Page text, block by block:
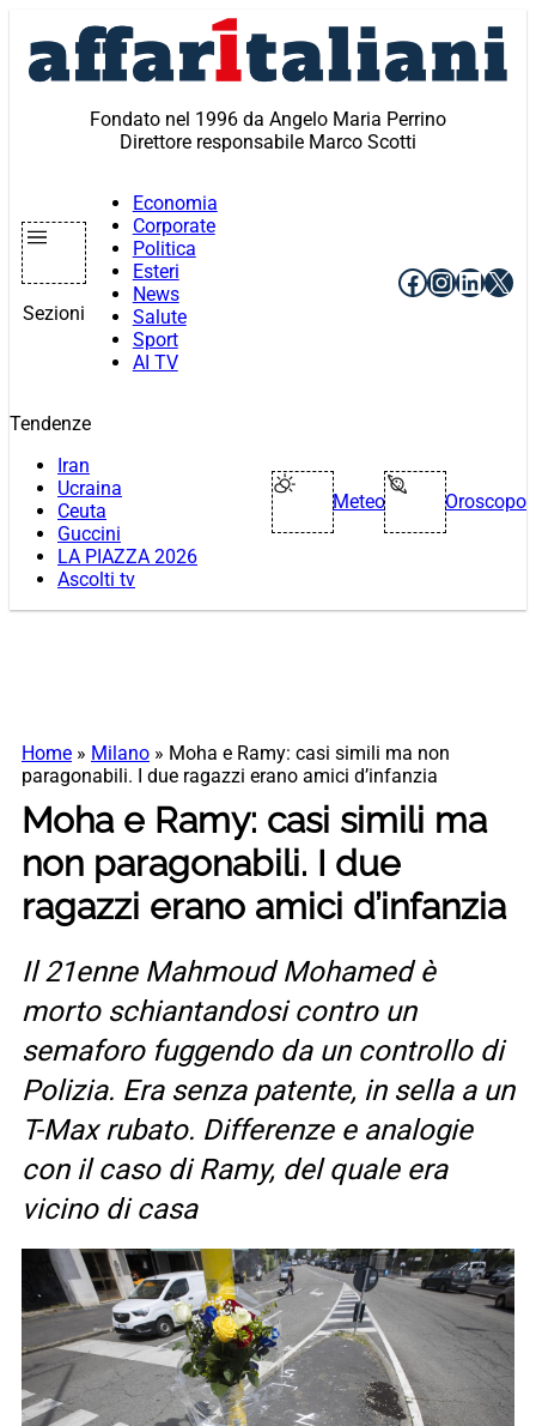
contenuto
Fondato nel 1996 da Angelo Maria Perrino
Direttore responsabile Marco Scotti
Sezioni
Economia
Corporate
Politica
Esteri
News
Salute
Sport
AI TV
Facebook
X
Tendenze
Iran
Ucraina
Ceuta
Guccini
LA PIAZZA 2026
Ascolti tv
Meteo Oroscopo
Home » Milano » Moha e Ramy: casi simili ma non
paragonabili. I due ragazzi erano amici d’infanzia
Moha e Ramy: casi simili ma
non paragonabili. I due
ragazzi erano amici d’infanzia
Il 21enne Mahmoud Mohamed è
morto schiantandosi contro un
semaforo fuggendo da un controllo di
Polizia. Era senza patente, in sella a un
T-Max rubato. Differenze e analogie
con il caso di Ramy, del quale era
vicino di casa